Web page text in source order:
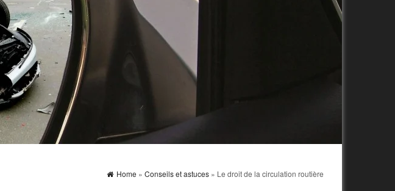
Home » Conseils et astuces » Le droit de la circulation routière